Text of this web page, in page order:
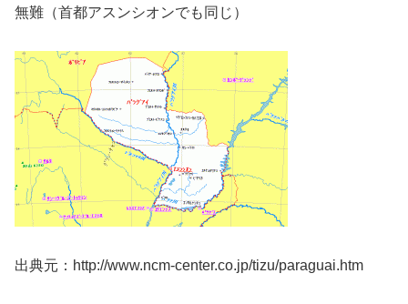
無難（首都アスンシオンでも同じ）
出典元：http://www.ncm-center.co.jp/tizu/paraguai.htm